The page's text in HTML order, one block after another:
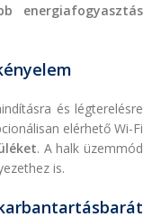
energiafogyasztás
és légterelésre
elérhető Wi-Fi
. A halk üzemmód
is.